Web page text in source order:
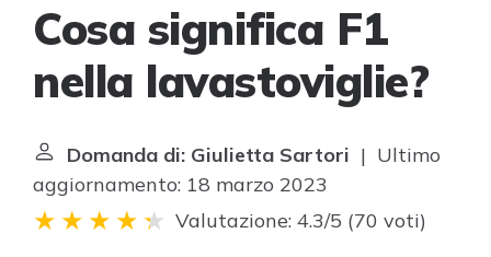
Cosa significa F1
nella lavastoviglie?
Domanda di: Giulietta Sartori | Ultimo
aggiornamento: 18 marzo 2023
Valutazione: 4.3/5 (70 voti)